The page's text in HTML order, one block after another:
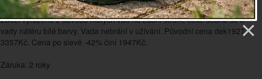
Zboží vyřazeno z důvodu malých vad na zadní straně čela. Jedná se o
vady nátěru bílé barvy. Vada nebrání v užívání. Původní cena dek1927
3357Kč. Cena po slevě -42% činí 1947Kč.
Záruka: 2 roky